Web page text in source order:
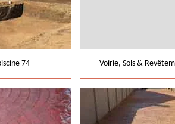
74 Voirie, Sols &